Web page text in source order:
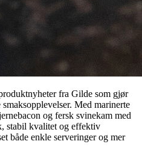
fra Gilde som gjør
Med marinerte
og fersk svinekam med
stabil kvalitet og effektiv
både enkle serveringer og mer